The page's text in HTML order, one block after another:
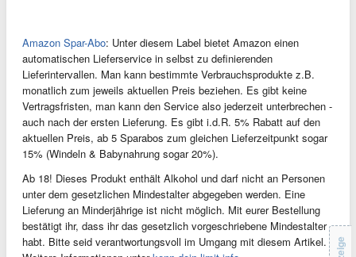
Amazon Spar-Abo: Unter diesem Label bietet Amazon einen
automatischen Lieferservice in selbst zu definierenden
Lieferintervallen. Man kann bestimmte Verbrauchsprodukte z.B.
monatlich zum jeweils aktuellen Preis beziehen. Es gibt keine
Vertragsfristen, man kann den Service also jederzeit unterbrechen -
auch nach der ersten Lieferung. Es gibt i.d.R. 5% Rabatt auf den
aktuellen Preis, ab 5 Sparabos zum gleichen Lieferzeitpunkt sogar
15% (Windeln & Babynahrung sogar 20%).
Ab 18! Dieses Produkt enthält Alkohol und darf nicht an Personen
unter dem gesetzlichen Mindestalter abgegeben werden. Eine
Lieferung an Minderjährige ist nicht möglich. Mit eurer Bestellung
bestätigt ihr, dass ihr das gesetzlich vorgeschriebene Mindestalter
habt. Bitte seid verantwortungsvoll im Umgang mit diesem Artikel.